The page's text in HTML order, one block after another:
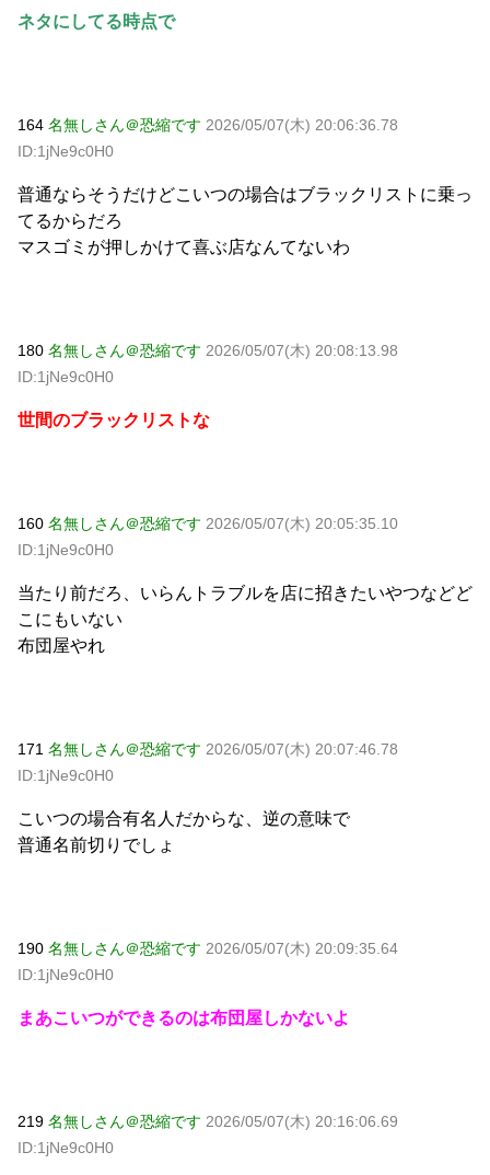
ネタにしてる時点で
164 名無しさん＠恐縮です 2026/05/07(木) 20:06:36.78
ID:1jNe9c0H0
普通ならそうだけどこいつの場合はブラックリストに乗っ
てるからだろ
マスゴミが押しかけて喜ぶ店なんてないわ
180 名無しさん＠恐縮です 2026/05/07(木) 20:08:13.98
ID:1jNe9c0H0
世間のブラックリストな
160 名無しさん＠恐縮です 2026/05/07(木) 20:05:35.10
ID:1jNe9c0H0
当たり前だろ、いらんトラブルを店に招きたいやつなどど
こにもいない
布団屋やれ
171 名無しさん＠恐縮です 2026/05/07(木) 20:07:46.78
ID:1jNe9c0H0
こいつの場合有名人だからな、逆の意味で
普通名前切りでしょ
190 名無しさん＠恐縮です 2026/05/07(木) 20:09:35.64
ID:1jNe9c0H0
まあこいつができるのは布団屋しかないよ
219 名無しさん＠恐縮です 2026/05/07(木) 20:16:06.69
ID:1jNe9c0H0